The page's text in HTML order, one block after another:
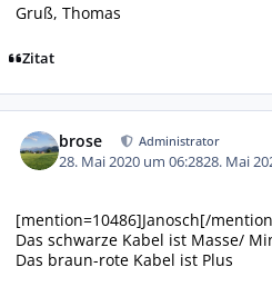
Gruß, Thomas
Zitat
brose Administrator
28. Mai 2020 um 06:2828. Mai
[mention=10486]Janosch[/
Das schwarze Kabel ist Masse/
Das braun-rote Kabel ist Plus